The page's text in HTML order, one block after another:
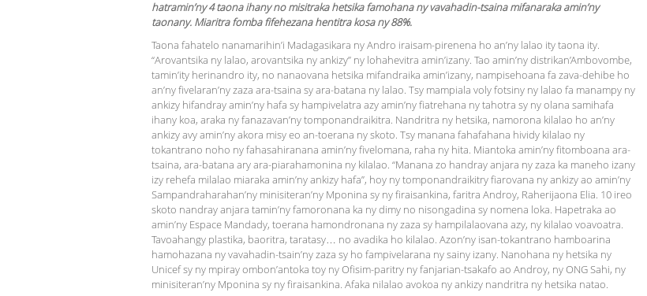
hatramin’ny 4 taona ihany no misitraka hetsika famohana ny vavahadin-tsaina mifanaraka amin’ny
taonany. Miaritra fomba fifehezana hentitra kosa ny 88%.
Taona fahatelo nanamarihin’i Madagasikara ny Andro iraisam-pirenena ho an’ny lalao ity taona ity.
“Arovantsika ny lalao, arovantsika ny ankizy” ny lohahevitra amin’izany. Tao amin’ny distrikan’Ambovombe,
tamin’ity herinandro ity, no nanaovana hetsika mifandraika amin’izany, nampisehoana fa zava-dehibe ho
an’ny fivelaran’ny zaza ara-tsaina sy ara-batana ny lalao. Tsy mampiala voly fotsiny ny lalao fa manampy ny
ankizy hifandray amin’ny hafa sy hampivelatra azy amin’ny fiatrehana ny tahotra sy ny olana samihafa
ihany koa, araka ny fanazavan’ny tomponandraikitra. Nandritra ny hetsika, namorona kilalao ho an’ny
ankizy avy amin’ny akora misy eo an-toerana ny skoto. Tsy manana fahafahana hividy kilalao ny
tokantrano noho ny fahasahiranana amin’ny fivelomana, raha ny hita. Miantoka amin’ny fitomboana ara-
tsaina, ara-batana ary ara-piarahamonina ny kilalao. “Manana zo handray anjara ny zaza ka maneho izany
izy rehefa milalao miaraka amin’ny ankizy hafa”, hoy ny tomponandraikitry fiarovana ny ankizy ao amin’ny
Sampan­draharahan’ny minisiteran’ny Mponina sy ny firaisankina, faritra Androy, Raherijaona Elia. 10 ireo
skoto nandray anjara tamin’ny famoronana ka ny dimy no nisongadina sy nomena loka. Hapetraka ao
amin’ny Espace Mandady, toerana hamondronana ny zaza sy hampilalaovana azy, ny kilalao voavoatra.
Tavoa­hangy plastika, baoritra, taratasy… no avadika ho kilalao. Azon’ny isan-tokantrano hamboarina
hamohazana ny vavahadin-tsain’ny zaza sy ho fampivelarana ny sainy izany. Nanohana ny hetsika ny
Unicef sy ny mpiray ombon’antoka toy ny Ofisim-paritry ny fanjarian-tsakafo ao Androy, ny ONG Sahi, ny
minisiteran’ny Mponina sy ny firaisankina. Afaka nilalao avokoa ny ankizy nandritra ny hetsika natao.